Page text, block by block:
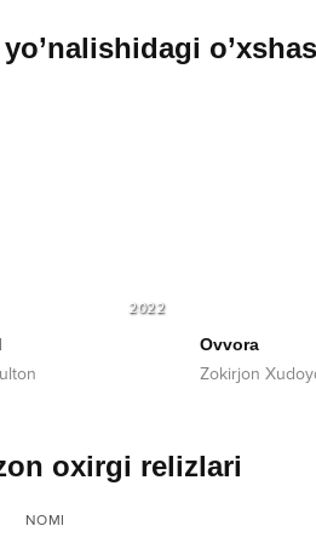
yo’nalishidagi
2022
Ovvora
Zokirjon
oxirgi relizlari
NOMI